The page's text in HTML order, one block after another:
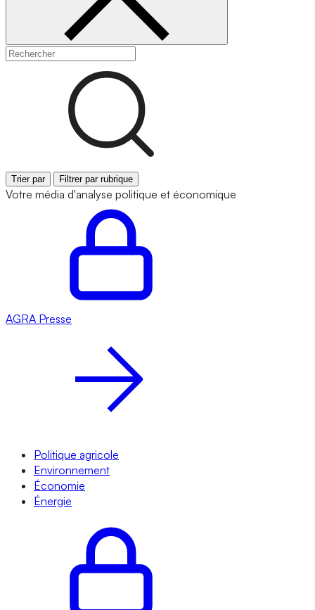
Trier par Filtrer par rubrique
Votre média d'analyse politique et économique
AGRA Presse
Politique agricole
Environnement
Économie
Énergie